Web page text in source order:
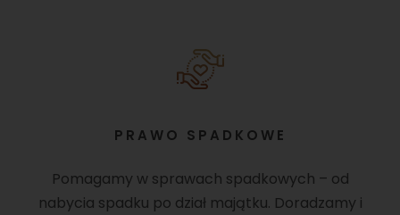
PRAWO SPADKOWE
Pomagamy w sprawach spadkowych – od
nabycia spadku po dział majątku. Doradzamy i